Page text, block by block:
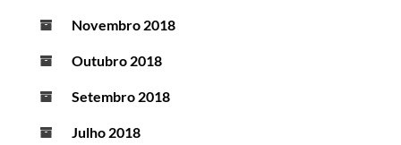
Novembro 2018
Outubro 2018
Setembro 2018
Julho 2018